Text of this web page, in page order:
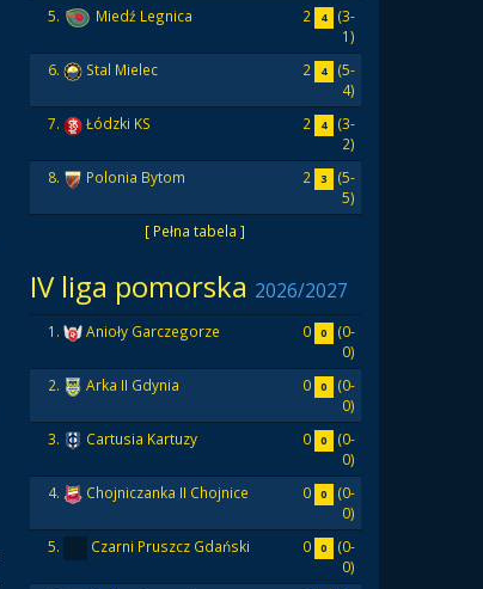
[ Pełna tabela ]
5.
Miedź Legnica 2 4
(3-
1)
6.
Stal Mielec 2 4
(5-
4)
7.
Łódzki KS 2 4
(3-
2)
8.
Polonia Bytom 2 3
(5-
5)
IV liga pomorska 2026/2027
1. Anioły Garczegorze 0 0
(0-
0)
2.
Arka II Gdynia 0 0
(0-
0)
3.
Cartusia Kartuzy 0 0
(0-
0)
4.
Chojniczanka II Chojnice 0 0
(0-
0)
5.
Czarni Pruszcz Gdański 0 0
(0-
0)